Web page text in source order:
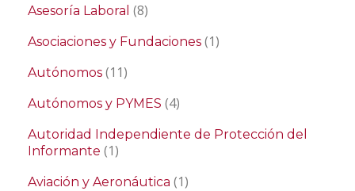
Asesoría Laboral (8)
Asociaciones y Fundaciones (1)
Autónomos (11)
Autónomos y PYMES (4)
Autoridad Independiente de Protección del
Informante (1)
Aviación y Aeronáutica (1)